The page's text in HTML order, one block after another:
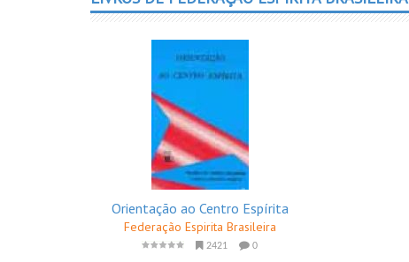
Orientação ao Centro Espírita
Federação Espirita Brasileira
2421 0